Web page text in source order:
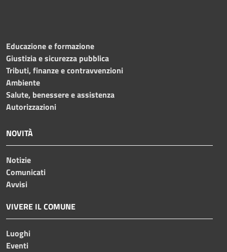
Educazione e formazione
Giustizia e sicurezza pubblica
Tributi, finanze e contravvenzioni
Ambiente
Salute, benessere e assistenza
Autorizzazioni
NOVITÀ
Notizie
Comunicati
Avvisi
VIVERE IL COMUNE
Luoghi
Eventi